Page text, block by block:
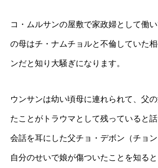
コ・ムルサンの屋敷で家政婦として働
の母はチ・ナムチョルと不倫していた
ンだと知り大騒ぎになります。
ウンサンは幼い頃母に連れられて、父
たことがトラウマとして残っていると
会話を耳にした父チョ・デボン（チョン
自分のせいで娘が傷ついたことを知る